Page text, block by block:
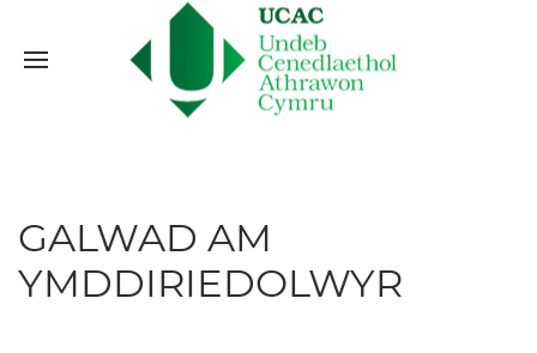
GALWAD AM
YMDDIRIEDOLWYR